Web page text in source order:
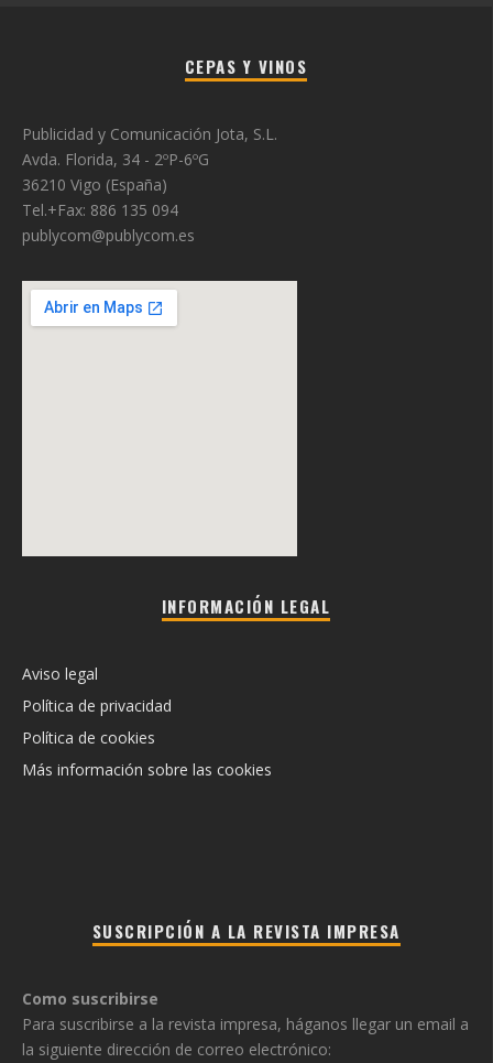
CEPAS Y VINOS
Publicidad y Comunicación Jota, S.L.
Avda. Florida, 34 - 2ºP-6ºG
36210 Vigo (España)
Tel.+Fax: 886 135 094
publycom@publycom.es
INFORMACIÓN LEGAL
Aviso legal
Política de privacidad
Política de cookies
Más información sobre las cookies
SUSCRIPCIÓN A LA REVISTA IMPRESA
Como suscribirse
Para suscribirse a la revista impresa, háganos llegar un email a
la siguiente dirección de correo electrónico: